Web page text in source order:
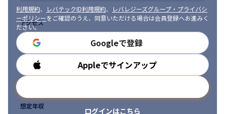
【スキルアップ】
資格取得のための受講費や書籍代は会社が負担いたします。
【部署間でのナレッジ共有】
定期的に帰社日を設け、技術についての情報交換や今後の部署活
動においてディスカッションを行っております。
最近では技術発信ブログとして「note」にも企業登録し、弊社社
員が技術情報を投稿しております。
【プライベートも充実】
利用規約、 レバテックID利用規約、
レバレジーズグループ・プライバシ
ーポリシーをご確認のうえ、同意いただける場合は会員登録へお進みく
ださい。
Googleで登録
Appleでサインアップ
ログインはこちら
アクセス
勤務時間
想定年収